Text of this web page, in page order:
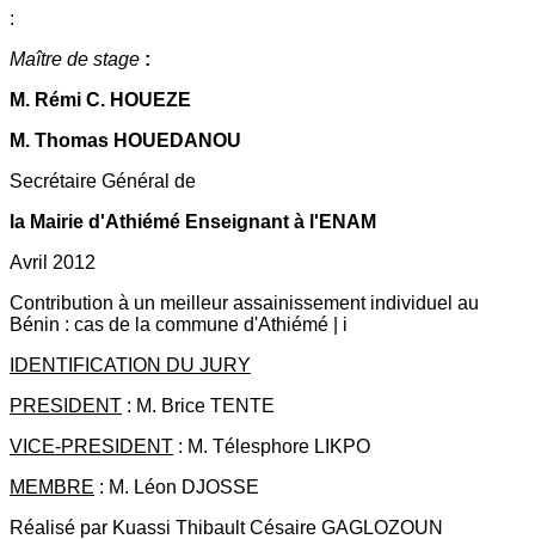
:
Maître de stage :
M. Rémi C. HOUEZE
M. Thomas HOUEDANOU
Secrétaire Général de
la Mairie d'Athiémé Enseignant à l'ENAM
Avril 2012
Contribution à un meilleur assainissement individuel au
Bénin : cas de la commune d'Athiémé | i
IDENTIFICATION DU JURY
PRESIDENT : M. Brice TENTE
VICE-PRESIDENT : M. Télesphore LIKPO
MEMBRE : M. Léon DJOSSE
Réalisé par Kuassi Thibault Césaire GAGLOZOUN